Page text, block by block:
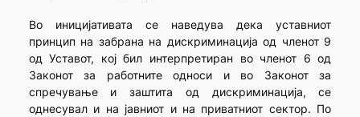
Во иницијативата се наведува дека уставниот
принцип на забрана на дискриминација од членот 9
од Уставот, кој бил интерпретиран во членот 6 од
Законот за работните односи и во Законот за
спречување и заштита од дискриминација, се
однесувал и на јавниот и на приватниот сектор. По